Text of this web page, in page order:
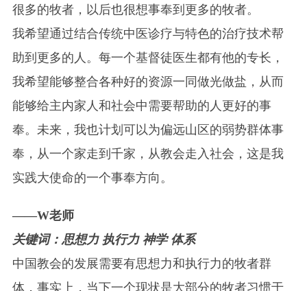
很多的牧者，以后也很想事奉到更多的牧者。
我希望通过结合传统中医诊疗与特色的治疗技术帮
助到更多的人。每一个基督徒医生都有他的专长，
我希望能够整合各种好的资源一同做光做盐，从而
能够给主内家人和社会中需要帮助的人更好的事
奉。未来，我也计划可以为偏远山区的弱势群体事
奉，从一个家走到千家，从教会走入社会，这是我
实践大使命的一个事奉方向。
——W老师
关键词：思想力 执行力 神学 体系
中国教会的发展需要有思想力和执行力的牧者群
体，事实上，当下一个现状是大部分的牧者习惯于